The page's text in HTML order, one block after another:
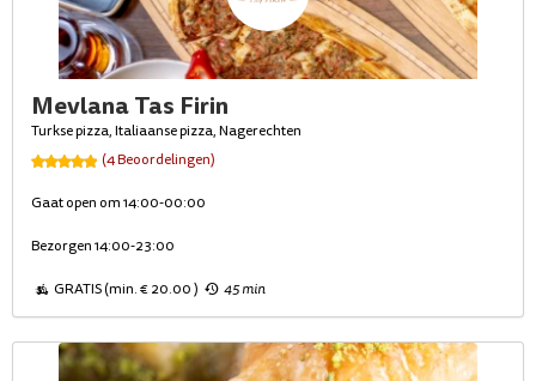
Mevlana Tas Firin
Turkse pizza, Italiaanse pizza, Nagerechten
(4 Beoordelingen)
Gaat open om 14:00-00:00
Bezorgen 14:00-23:00
GRATIS (min. € 20.00 ) 45 min